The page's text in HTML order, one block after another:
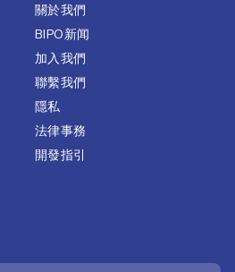
關於我們
BIPO新闻​
加入我們
聯繫我們​
隱私
法律事務
開發指引